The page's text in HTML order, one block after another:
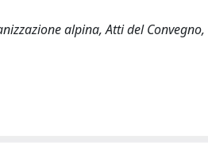
alpina, Atti del